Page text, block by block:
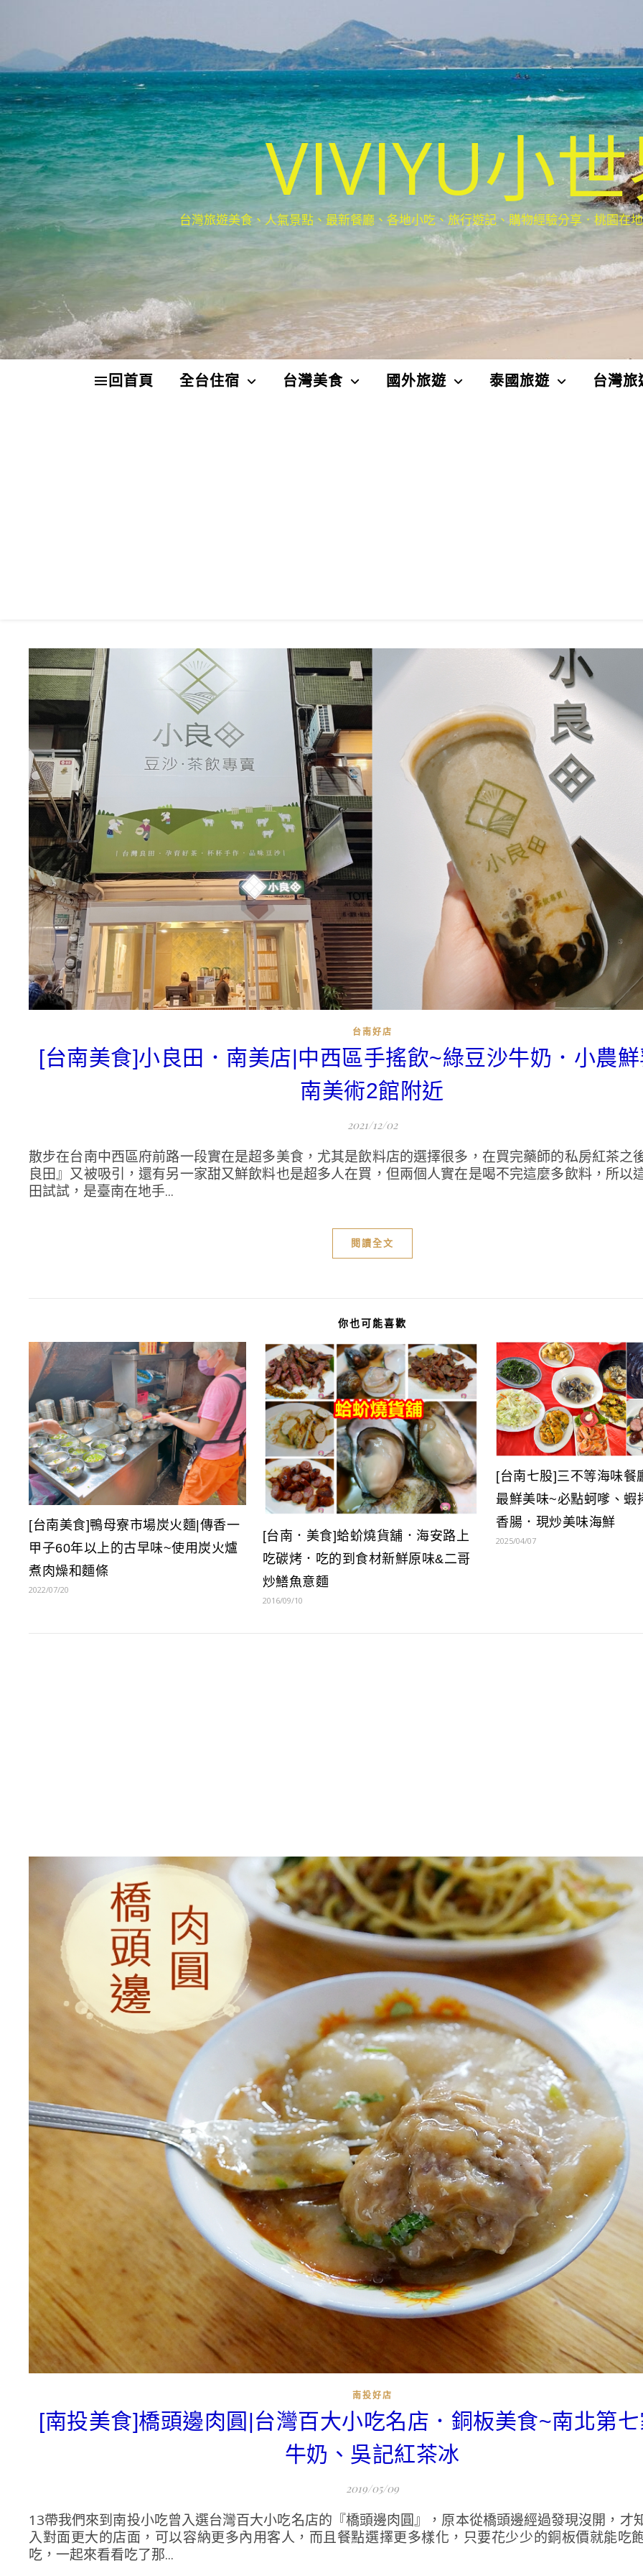
VIVIYU小
台灣旅遊美食、人氣景點、最新餐廳、各地小吃、旅行遊記、購物經驗分享．桃園在
回首頁 全台住宿 台灣美食 國外旅遊 泰國旅遊 台灣旅
台南好店
[台南美食]小良田．南美店|中西區手搖飲~綠豆沙牛奶．小農
南美術2館附近
2021/12/02
散步在台南中西區府前路一段實在是超多美食，尤其是飲料店的選擇很多，在買完藥師的私房紅茶之
良田』又被吸引，還有另一家甜又鮮飲料也是超多人在買，但兩個人實在是喝不完這麼多飲料，所以
田試試，是臺南在地手...
閱讀全文
你也可能喜歡
[台南美食]鴨母寮市場炭火麵|傳香一
甲子60年以上的古早味~使用炭火爐
煮肉燥和麵條
2022/07/20
[台南．美食]蛤蚧燒貨舖．海安路上
吃碳烤．吃的到食材新鮮原味&二哥
炒鱔魚意麵
2016/09/10
[台南七股]三不等海味餐
最鮮美味~必點蚵嗲、蝦
香腸．現炒美味海鮮
2025/04/07
南投好店
[南投美食]橋頭邊肉圓|台灣百大小吃名店．銅板美食~南北第
牛奶、吳記紅茶冰
2019/05/09
13帶我們來到南投小吃曾入選台灣百大小吃名店的『橋頭邊肉圓』，原本從橋頭邊經過發現沒開，才
入對面更大的店面，可以容納更多內用客人，而且餐點選擇更多樣化，只要花少少的銅板價就能吃
吃，一起來看看吃了那...